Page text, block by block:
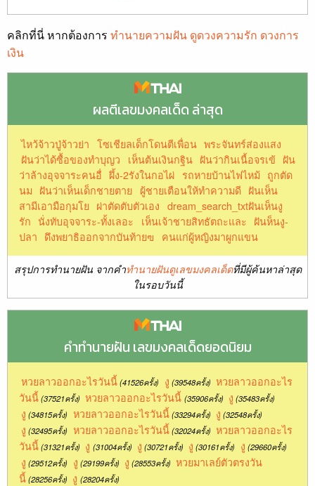
คลิกที่นี่ หากต้องการ ทำนายความฝัน ดูดวงความรัก ดวงการ
เงิน
ผลตีเลขมงคลเด็ด ล่าสุด
ไหว้จ้าวปู่จ้าวย่า โซเชียลเด็กโดนตีเพื่อน พระจันทร์ส่องแสง
ฝันว่าได้ซื้อของทำบุญว
เห็นต้นเงินกฐิน ฝันว่ากินเนื้อจรเข้ ฝัน
ว่าล้างอุจจาระคนอื่ ผึ้ง-2รังในกอไผ่ รถหายบ้านไฟไหม้ ถูกตัด
นม ฝันว่าเห็นเด็กชายตาย ผู้ชายเตือนให้ทำความดี ฝันเห็น
สามีเอามือกุมโย ผ่าตัดตับตัวเอง dream_search_txtฝันเห็นงู
รัก นั่งทับอุจจาระ-ทั้งเลอะ เห็นเจ้าชายสิทธัตถะและ ฝันห็นงู-
ปลา ดึงพยาธิออกจากบันท้ายฃ คนแก่ผู้หญิงมาผูกแขน
สรุปการทำนายฝัน จากคำทำนายฝันดูเลขมงคลเด็ดที่มีผู้ค้นหาล่าสุด
ในรอบวันนี้
คำทำนายฝัน เลขมงคลเด็ดยอดนิยม
หวยลาวออกอะไรวันนี้ (41526ครั้ง) งู (39548ครั้ง) หวยลาวออกอะไร
วันนี้(37521ครั้ง) หวยลาวออกอะไรวันนี้ (35906ครั้ง) งู (35483ครั้ง)
งู (34815ครั้ง) หวยลาวออกอะไรวันนี้ (33294ครั้ง) งู (32548ครั้ง)
งู (32495ครั้ง) หวยลาวออกอะไรวันนี้ (32024ครั้ง) หวยลาวออกอะไร
วันนี้(31321ครั้ง) งู (31004ครั้ง) งู (30721ครั้ง) งู (30161ครั้ง) งู (29660ครั้ง)
งู (29512ครั้ง) งู (29199ครั้ง) งู (28553ครั้ง) หวยมาเลย์ตัวตรงวัน
นี้(28256ครั้ง) งู (28204ครั้ง)